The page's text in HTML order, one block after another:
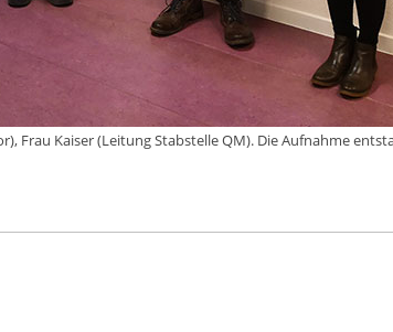
Frau Kaiser (Leitung Stabstelle QM). Die Aufnahme